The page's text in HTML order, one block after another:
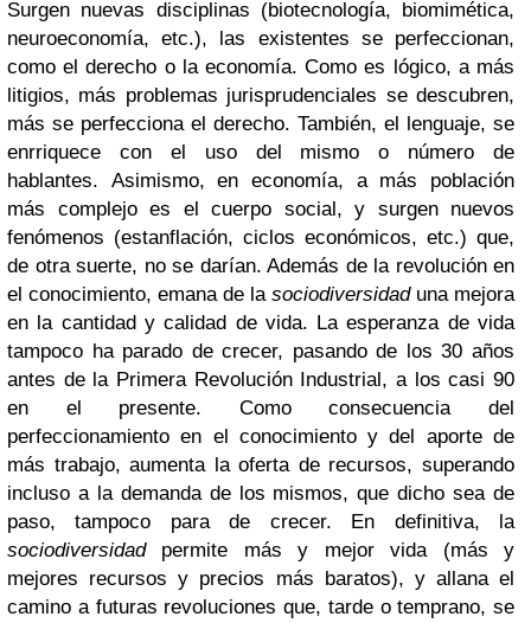
Surgen nuevas disciplinas (biotecnología, biomimética,
neuroeconomía, etc.), las existentes se perfeccionan,
como el derecho o la economía. Como es lógico, a más
litigios, más problemas jurisprudenciales se descubren,
más se perfecciona el derecho. También, el lenguaje, se
enrriquece con el uso del mismo o número de
hablantes. Asimismo, en economía, a más población
más complejo es el cuerpo social, y surgen nuevos
fenómenos (estanflación, ciclos económicos, etc.) que,
de otra suerte, no se darían. Además de la revolución en
el conocimiento, emana de la sociodiversidad una mejora
en la cantidad y calidad de vida. La esperanza de vida
tampoco ha parado de crecer, pasando de los 30 años
antes de la Primera Revolución Industrial, a los casi 90
en el presente. Como consecuencia del
perfeccionamiento en el conocimiento y del aporte de
más trabajo, aumenta la oferta de recursos, superando
incluso a la demanda de los mismos, que dicho sea de
paso, tampoco para de crecer. En definitiva, la
sociodiversidadpermite más y mejor vida (más y
mejores recursos y precios más baratos), y allana el
camino a futuras revoluciones que, tarde o temprano, se